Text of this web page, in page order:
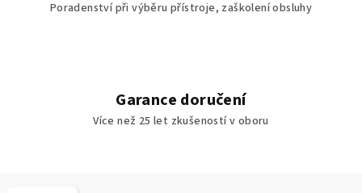
Poradenství při výběru přístroje, zaškolení obsluhy
Garance doručení
Více než 25 let zkušeností v oboru